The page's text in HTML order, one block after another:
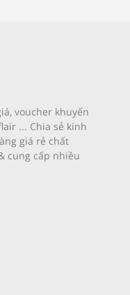
voucher khuyến
... Chia sẻ kinh
giá rẻ chất
cung cấp nhiều